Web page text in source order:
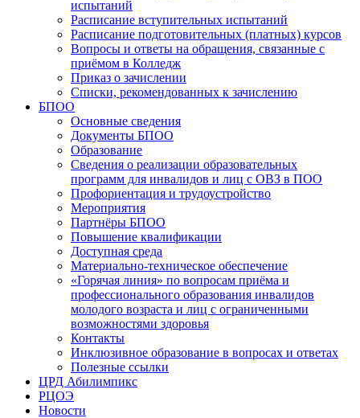
испытаний
Расписание вступительных испытаний
Расписание подготовительных (платных) курсов
Вопросы и ответы на обращения, связанные с
приёмом в Колледж
Приказ о зачислении
Списки, рекомендованных к зачислению
БПОО
Основные сведения
Документы БПОО
Образование
Сведения о реализации образовательных
программ для инвалидов и лиц с ОВЗ в ПОО
Профориентация и трудоустройство
Мероприятия
Партнёры БПОО
Повышение квалификации
Доступная среда
Материально-техническое обеспечение
«Горячая линия» по вопросам приёма и
профессионального образования инвалидов
молодого возраста и лиц с ограниченными
возможностями здоровья
Контакты
Инклюзивное образование в вопросах и ответах
Полезные ссылки
ЦРД Абилимпикс
РЦОЭ
Новости